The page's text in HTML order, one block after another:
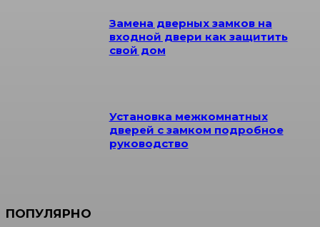
Замена дверных замков на
входной двери как защитить
свой дом
Установка межкомнатных
дверей с замком подробное
руководство
ПОПУЛЯРНО